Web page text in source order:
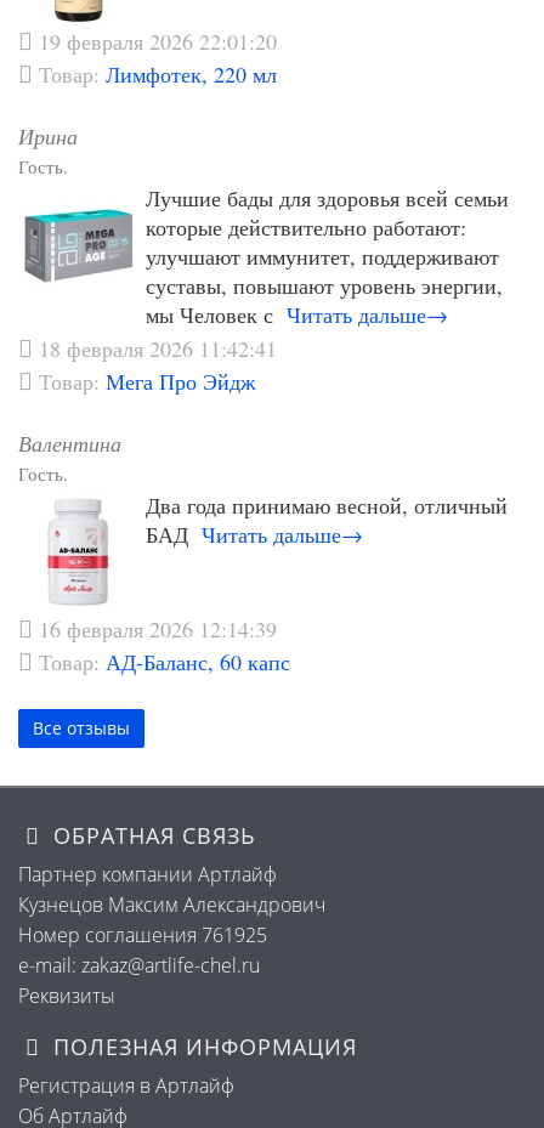
19 февраля 2026 22:01:20
Товар: Лимфотек, 220 мл
Ирина
Гость.
Лучшие бады для здоровья всей семьи
которые действительно работают:
улучшают иммунитет, поддерживают
суставы, повышают уровень энергии,
мы Человек с Читать дальше→
18 февраля 2026 11:42:41
Товар: Мега Про Эйдж
Валентина
Гость.
Два года принимаю весной, отличный
БАД Читать дальше→
16 февраля 2026 12:14:39
Товар: АД-Баланс, 60 капс
Все отзывы
ОБРАТНАЯ СВЯЗЬ
Партнер компании Артлайф
Кузнецов Максим Александрович
Номер соглашения 761925
e-mail: zakaz@artlife-chel.ru
Реквизиты
ПОЛЕЗНАЯ ИНФОРМАЦИЯ
Регистрация в Артлайф
Об Артлайф